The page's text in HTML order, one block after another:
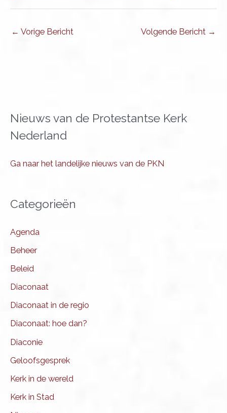
← Vorige Bericht Volgende Bericht →
Nieuws van de Protestantse Kerk
Nederland
Ga naar het landelijke nieuws van de PKN
Categorieën
Agenda
Beheer
Beleid
Diaconaat
Diaconaat in de regio
Diaconaat: hoe dan?
Diaconie
Geloofsgesprek
Kerk in de wereld
Kerk in Stad